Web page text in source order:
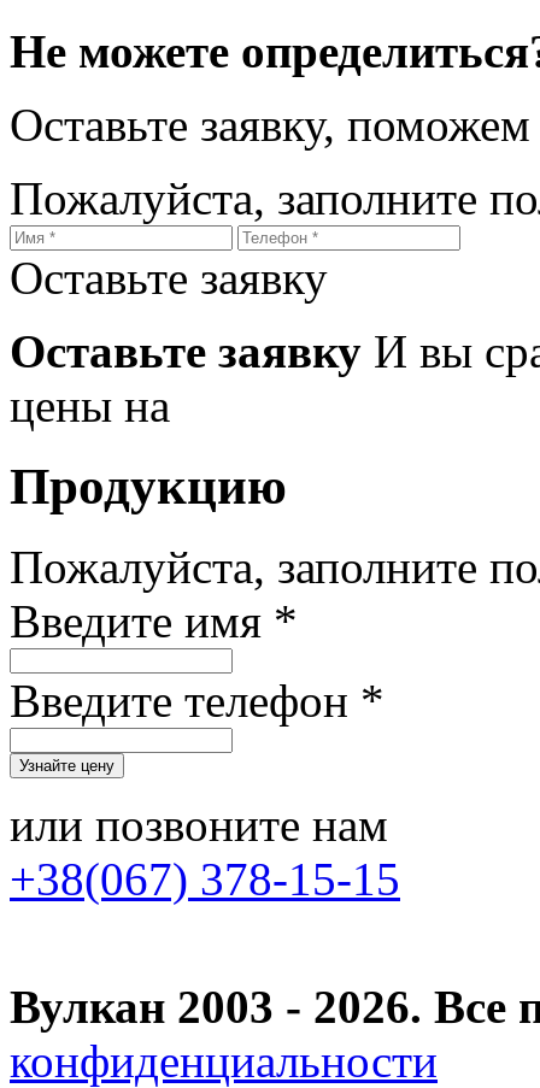
Не можете
Оставьте заявку,
Пожалуйста, заполните
Оставьте заявку
Оставьте заявку И вы
цены на
Продукцию
Пожалуйста, заполните
Введите имя *
Введите телефон *
или позвоните нам
+38(067) 378-15-15
Вулкан 2003 - 2026.
конфиденциальности